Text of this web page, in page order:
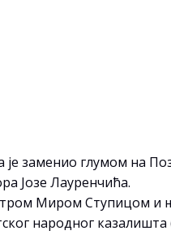
заменио глумом на
Јозе Лауренчића.
Миром Ступицом
народног казалишта